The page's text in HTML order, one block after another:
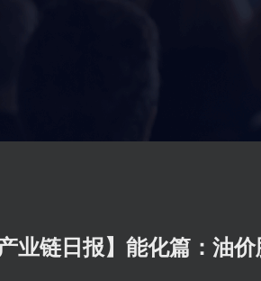
业链日报】能化篇：油